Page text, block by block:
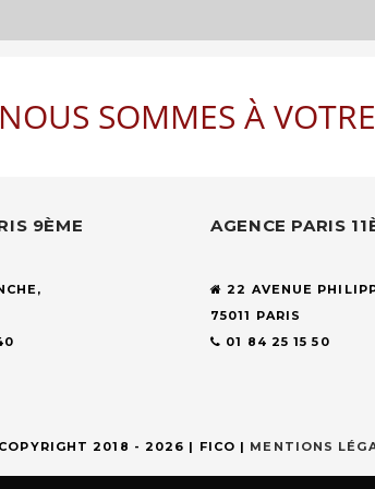
NOUS SOMMES À
9ÈME AGENCE PARIS
22 AVENUE
75011 PARIS
01 84 25 15 50
2018 - 2026 | FICO | MENTIONS